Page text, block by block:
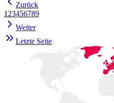
Zurück
1 23456789
Weiter
Letzte Seite